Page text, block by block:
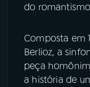
do
Composta em
Berlioz, a
peça
a história de